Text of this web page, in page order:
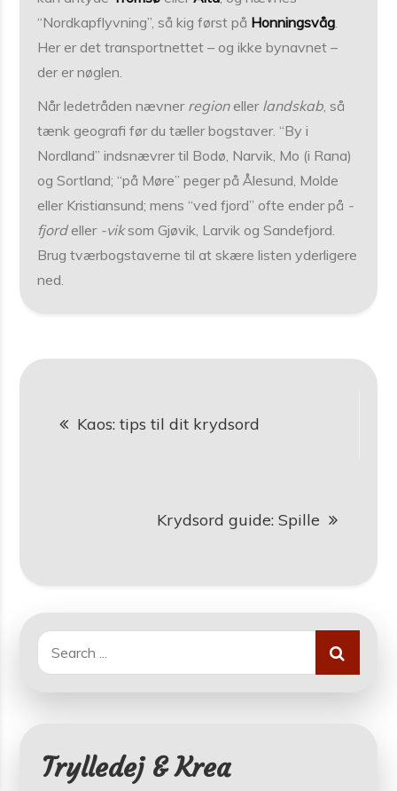
“Nordkapflyvning”, så kig først på Honningsvåg.
Her er det transportnettet – og ikke bynavnet –
der er nøglen.
Når ledetråden nævner regioneller landskab, så
tænk geografi før du tæller bogstaver. “By i
Nordland” indsnævrer til Bodø, Narvik, Mo (i Rana)
og Sortland; “på Møre” peger på Ålesund, Molde
eller Kristiansund; mens “ved fjord” ofte ender på -
fjordeller -viksom Gjøvik, Larvik og Sandefjord.
Brug tværbogstaverne til at skære listen yderligere
ned.
Kaos: tips til dit krydsord
Krydsord guide: Spille
Search
for:
Trylledej & Krea